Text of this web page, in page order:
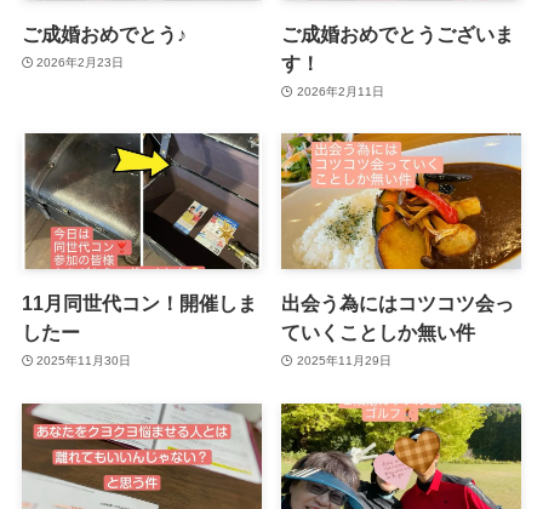
ご成婚おめでとう♪
2026年2月23日
ご成婚おめでとうございま
す！
2026年2月11日
11月同世代コン！開催しま
したー
2025年11月30日
出会う為にはコツコツ会っ
ていくことしか無い件
2025年11月29日